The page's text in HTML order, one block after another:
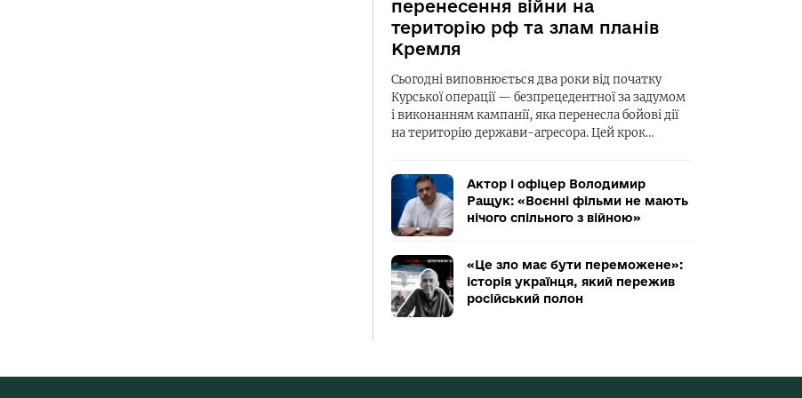
перенесення війни на
територію рф та злам планів
Кремля
Сьогодні виповнюється два роки від початку
Курської операції — безпрецедентної за задумом
і виконанням кампанії, яка перенесла бойові дії
на територію держави-агресора. Цей крок…
Актор і офіцер Володимир
Ращук: «Воєнні фільми не мають
нічого спільного з війною»
«Це зло має бути переможене»:
історія українця, який пережив
російський полон